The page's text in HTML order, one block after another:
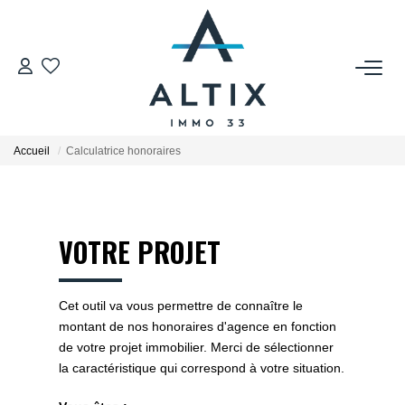
VENDRE
Biens Vendus
GESTION LOCATIVE
Accueil Calculatrice honoraires
VOTRE PROJET
Cet outil va vous permettre de connaître le
montant de nos honoraires d'agence en fonction
de votre projet immobilier. Merci de sélectionner
la caractéristique qui correspond à votre situation.